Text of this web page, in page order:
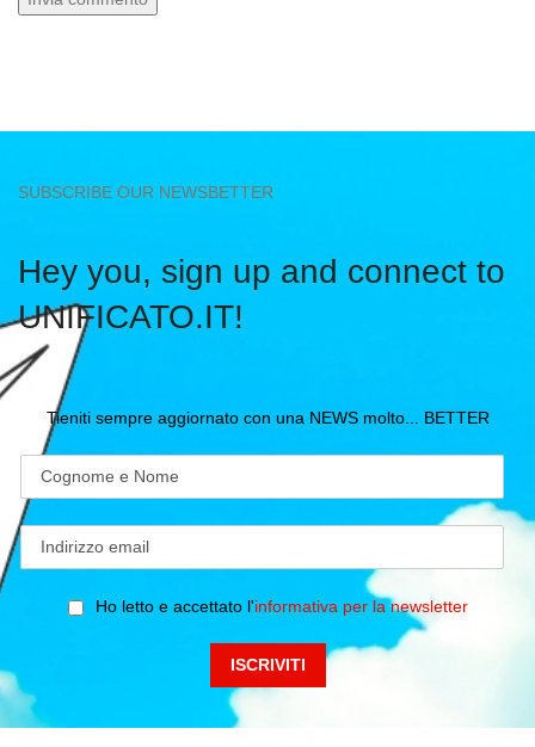
SUBSCRIBE OUR NEWSBETTER
Hey you, sign up and connect to
UNIFICATO.IT!
Tieniti sempre aggiornato con una NEWS molto... BETTER
Ho letto e accettato l'informativa per la newsletter